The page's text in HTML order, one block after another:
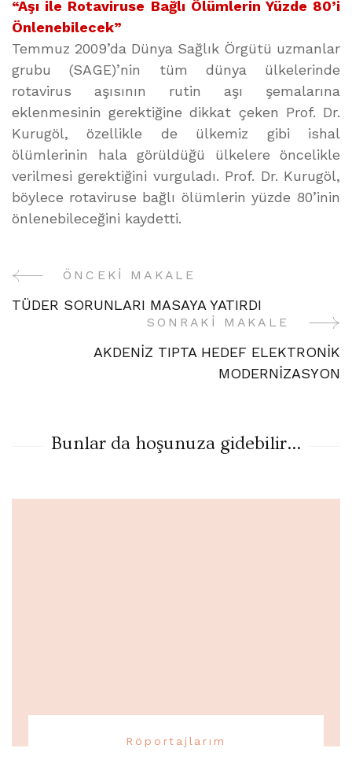
“Aşı ile Rotaviruse Bağlı Ölümlerin Yüzde 80’i
Önlenebilecek”
Temmuz 2009’da Dünya Sağlık Örgütü uzmanlar
grubu (SAGE)’nin tüm dünya ülkelerinde
rotavirus aşısının rutin aşı şemalarına
eklenmesinin gerektiğine dikkat çeken Prof. Dr.
Kurugöl, özellikle de ülkemiz gibi ishal
ölümlerinin hala görüldüğü ülkelere öncelikle
verilmesi gerektiğini vurguladı. Prof. Dr. Kurugöl,
böylece rotaviruse bağlı ölümlerin yüzde 80’inin
önlenebileceğini kaydetti.
YazıÖNCEKI MAKALE
TÜDER SORUNLARI MASAYA YATIRDI
SONRAKI MAKALE
AKDENİZ TIPTA HEDEF ELEKTRONİK
MODERNİZASYON
Bunlar da hoşunuza gidebilir...
Röportajlarım